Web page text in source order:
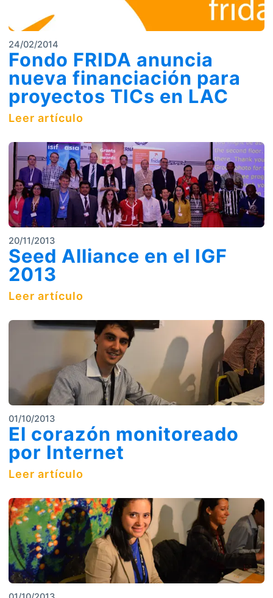
24/02/2014
Fondo FRIDA anuncia
nueva financiación para
proyectos TICs en LAC
Leer artículo
20/11/2013
Seed Alliance en el IGF
2013
Leer artículo
01/10/2013
El corazón monitoreado
por Internet
Leer artículo